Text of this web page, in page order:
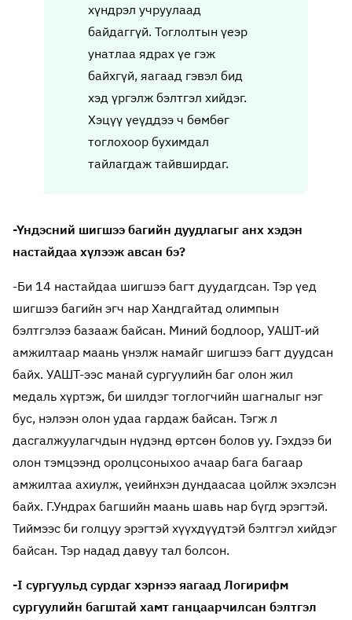
хүндрэл учруулаад
байдаггүй. Тоглолтын үеэр
унатлаа ядрах үе гэж
байхгүй, яагаад гэвэл бид
хэд үргэлж бэлтгэл хийдэг.
Хэцүү үеүддээ ч бөмбөг
тоглохоор бухимдал
тайлагдаж тайвширдаг.
-Үндэсний шигшээ багийн дуудлагыг анх хэдэн
настайдаа хүлээж авсан бэ?
-Би 14 настайдаа шигшээ багт дуудагдсан. Тэр үед
шигшээ багийн эгч нар Хандгайтад олимпын
бэлтгэлээ базааж байсан. Миний бодлоор, УАШТ-ий
амжилтаар маань үнэлж намайг шигшээ багт дуудсан
байх. УАШТ-ээс манай сургуулийн баг олон жил
медаль хүртэж, би шилдэг тоглогчийн шагналыг нэг
бус, нэлээн олон удаа гардаж байсан. Тэгж л
дасгалжуулагчдын нүдэнд өртсөн болов уу. Гэхдээ би
олон тэмцээнд оролцсоныхоо ачаар бага багаар
амжилтаа ахиулж, үеийнхэн дундаасаа цойлж эхэлсэн
байх. Г.Ундрах багшийн маань шавь нар бүгд эрэгтэй.
Тиймээс би голцуу эрэгтэй хүүхдүүдтэй бэлтгэл хийдэг
байсан. Тэр надад давуу тал болсон.
-I сургуульд сурдаг хэрнээ яагаад Логирифм
сургуулийн багштай хамт ганцаарчилсан бэлтгэл